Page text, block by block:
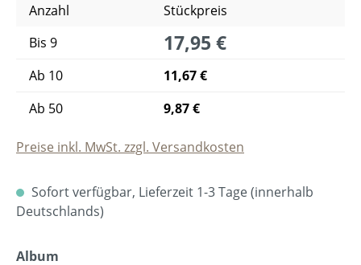
Anzahl
Stückpreis
Bis 9 17,95 €
Ab 10
11,67 €
Ab 50 9,87 €
Preise inkl. MwSt. zzgl. Versandkosten
Sofort verfügbar, Lieferzeit 1-3 Tage (innerhalb
Deutschlands)
Album